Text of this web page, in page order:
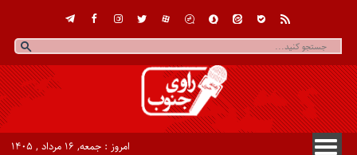
امروز : جمعه, ۱۶ مرداد , ۱۴۰۵